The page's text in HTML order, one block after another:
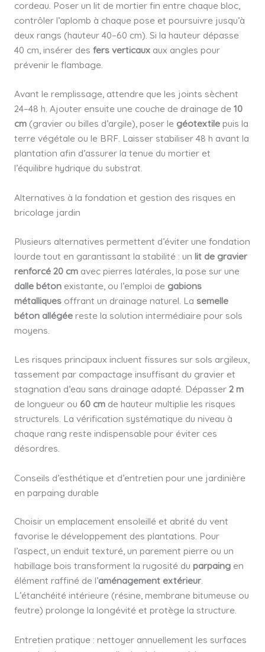
cordeau. Poser un lit de mortier fin entre chaque bloc,
contrôler l’aplomb à chaque pose et poursuivre jusqu’à
deux rangs (hauteur 40–60 cm). Si la hauteur dépasse
40 cm, insérer des fers verticauxaux angles pour
prévenir le flambage.
Avant le remplissage, attendre que les joints sèchent
24–48 h. Ajouter ensuite une couche de drainage de 10
cm(gravier ou billes d’argile), poser le géotextilepuis la
terre végétale ou le BRF. Laisser stabiliser 48 h avant la
plantation afin d’assurer la tenue du mortier et
l’équilibre hydrique du substrat.
Alternatives à la fondation et gestion des risques en
bricolage jardin
Plusieurs alternatives permettent d’éviter une fondation
lourde tout en garantissant la stabilité : un lit de gravier
renforcé 20 cmavec pierres latérales, la pose sur une
dalle bétonexistante, ou l’emploi de gabions
métalliquesoffrant un drainage naturel. La semelle
béton allégéereste la solution intermédiaire pour sols
moyens.
Les risques principaux incluent fissures sur sols argileux,
tassement par compactage insuffisant du gravier et
stagnation d’eau sans drainage adapté. Dépasser 2 m
de longueur ou 60 cmde hauteur multiplie les risques
structurels. La vérification systématique du niveau à
chaque rang reste indispensable pour éviter ces
désordres.
Conseils d’esthétique et d’entretien pour une jardinière
en parpaing durable
Choisir un emplacement ensoleillé et abrité du vent
favorise le développement des plantations. Pour
l’aspect, un enduit texturé, un parement pierre ou un
habillage bois transforment la rugosité du parpaingen
élément raffiné de l’aménagement extérieur.
L’étanchéité intérieure (résine, membrane bitumeuse ou
feutre) prolonge la longévité et protège la structure.
Entretien pratique : nettoyer annuellement les surfaces